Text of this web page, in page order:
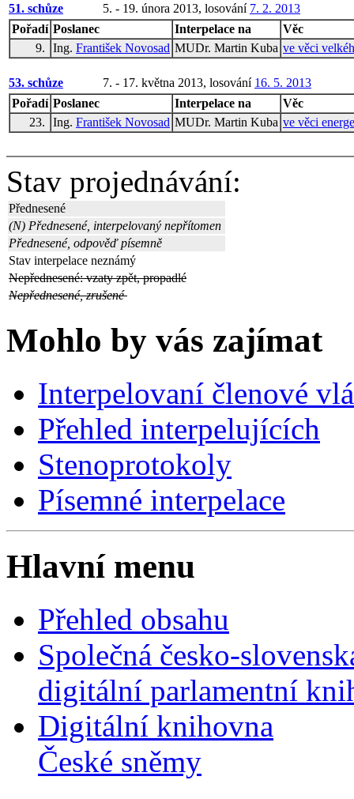
51. schůze 5. - 19. února 2013, losování 7. 2. 2013
Pořadí Poslanec Interpelace na
Věc
9.
Ing. František Novosad MUDr. Martin Kuba ve věci
53. schůze 7. - 17. května 2013, losování 16. 5. 2013
Pořadí Poslanec Interpelace na
Věc
23.
Ing. František Novosad MUDr. Martin Kuba ve věci
Stav projednávání:
Přednesené
(N) Přednesené, interpelovaný nepřítomen
Přednesené, odpověď písemně
Stav interpelace neznámý
Nepřednesené: vzaty zpět, propadlé
Nepřednesené, zrušené
Mohlo by vás zajímat
Interpelovaní členové
Přehled interpelujících
Stenoprotokoly
Písemné interpelace
Hlavní menu
Přehled obsahu
Společná česko-
digitální parlamentní
Digitální knihovna
České sněmy